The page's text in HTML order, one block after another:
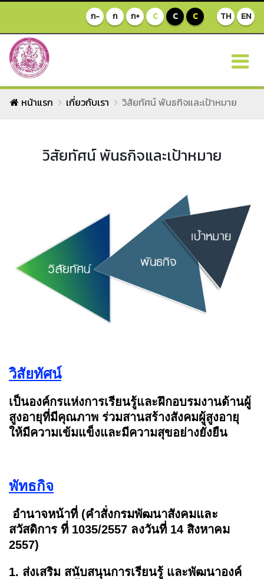
TH EN
ก- ก ก+ C C C
หน้าแรก เกี่ยวกับเรา วิสัยทัศน์ พันธกิจและเป้าหมาย
วิสัยทัศน์ พันธกิจและเป้าหมาย
วิสัยทัศน์
เป็นองค์กรแห่งการเรียนรู้และฝึกอบรมงานด้านผู้
สูงอายุที่มีคุณภาพ ร่วมสานสร้างสังคมผู้สูงอายุ
ให้มีความเข้มแข็งและมีความสุขอย่างยั่งยืน
พัทธกิจ
อำนาจหน้าที่ (คำสั่งกรมพัฒนาสังคมและ
สวัสดิการ ที่ 1035/2557 ลงวันที่ 14 สิงหาคม
2557)
1. ส่งเสริม สนับสนุนการเรียนรู้ และพัฒนาองค์